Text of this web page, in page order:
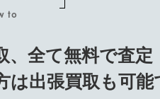
to
全て無料で査定
は出張買取も可能